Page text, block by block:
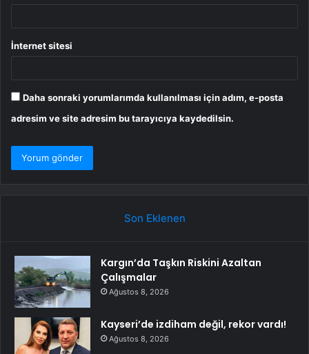
İnternet sitesi
Daha sonraki yorumlarımda kullanılması için adım, e-posta
adresim ve site adresim bu tarayıcıya kaydedilsin.
Son Eklenen
Kargın’da Taşkın Riskini Azaltan
Çalışmalar
Ağustos 8, 2026
Kayseri’de izdiham değil, rekor vardı!
Ağustos 8, 2026